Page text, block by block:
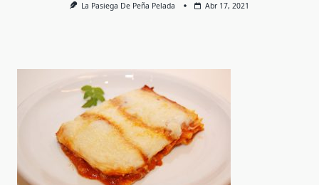
La Pasiega De Peña Pelada Abr 17, 2021